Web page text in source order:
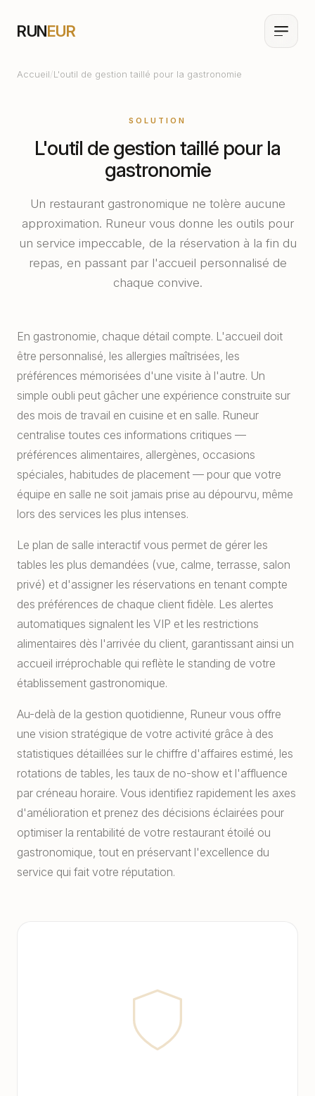
RUNEUR
Accueil/L'outil de gestion taillé pour la gastronomie
SOLUTION
L'outil de gestion taillé pour la
gastronomie
Un restaurant gastronomique ne tolère aucune
approximation. Runeur vous donne les outils pour
un service impeccable, de la réservation à la fin du
repas, en passant par l'accueil personnalisé de
chaque convive.
En gastronomie, chaque détail compte. L'accueil doit
être personnalisé, les allergies maîtrisées, les
préférences mémorisées d'une visite à l'autre. Un
simple oubli peut gâcher une expérience construite sur
des mois de travail en cuisine et en salle. Runeur
centralise toutes ces informations critiques —
préférences alimentaires, allergènes, occasions
spéciales, habitudes de placement — pour que votre
équipe en salle ne soit jamais prise au dépourvu, même
lors des services les plus intenses.
Le plan de salle interactif vous permet de gérer les
tables les plus demandées (vue, calme, terrasse, salon
privé) et d'assigner les réservations en tenant compte
des préférences de chaque client fidèle. Les alertes
automatiques signalent les VIP et les restrictions
alimentaires dès l'arrivée du client, garantissant ainsi un
accueil irréprochable qui reflète le standing de votre
établissement gastronomique.
Au-delà de la gestion quotidienne, Runeur vous offre
une vision stratégique de votre activité grâce à des
statistiques détaillées sur le chiffre d'affaires estimé, les
rotations de tables, les taux de no-show et l'affluence
par créneau horaire. Vous identifiez rapidement les axes
d'amélioration et prenez des décisions éclairées pour
optimiser la rentabilité de votre restaurant étoilé ou
gastronomique, tout en préservant l'excellence du
service qui fait votre réputation.